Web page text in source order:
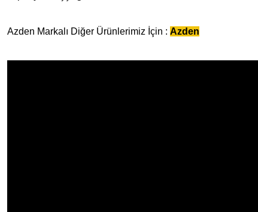
Azden Markalı Diğer Ürünlerimiz İçin : Azden